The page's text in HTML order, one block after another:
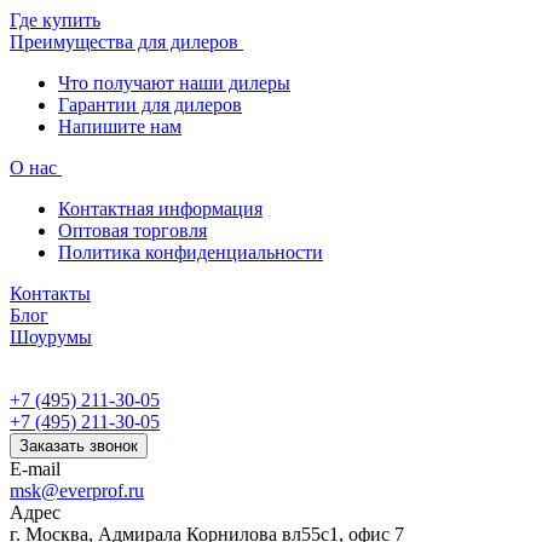
Где купить
Преимущества для дилеров
Что получают наши дилеры
Гарантии для дилеров
Напишите нам
О нас
Контактная информация
Оптовая торговля
Политика конфиденциальности
Контакты
Блог
Шоурумы
+7 (495) 211-30-05
+7 (495) 211-30-05
Заказать звонок
E-mail
msk@everprof.ru
Адрес
г. Москва, Адмирала Корнилова вл55с1, офис 7